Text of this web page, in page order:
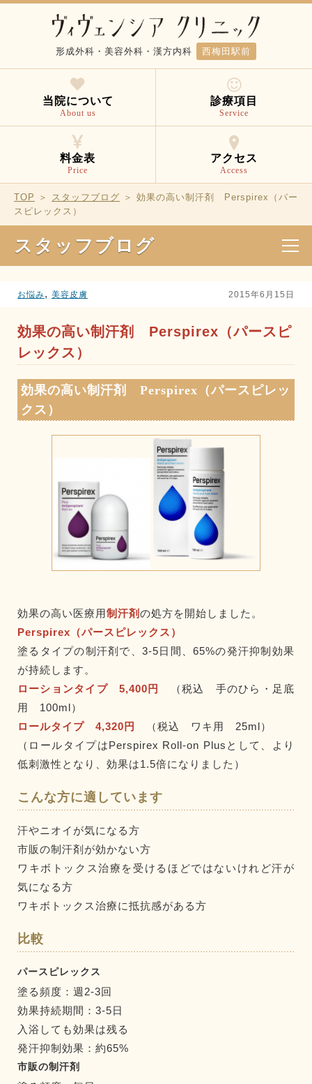
形成外科・美容外科・漢方内科 西梅田駅前
当院について
About us
診療項目
Service
料金表
Price
アクセス
Access
TOP ＞ スタッフブログ ＞ 効果の高い制汗剤 Perspirex（パー
スピレックス）
スタッフブログ
お悩み, 美容皮膚 2015年6月15日
効果の高い制汗剤 Perspirex（パースピ
レックス）
効果の高い制汗剤 Perspirex（パースピレッ
クス）
効果の高い医療用制汗剤 の処方を開始しました。
Perspirex（パースピレックス）
塗るタイプの制汗剤で、3-5日間、65%の発汗抑制効果
が持続します。
ローションタイプ 5,400円
（税込 手のひら・足底
用 100ml）
ロールタイプ 4,320円
（税込 ワキ用 25ml）
（ロールタイプはPerspirex Roll-on Plusとして、より
低刺激性となり、効果は1.5倍になりました）
こんな方に適しています
汗やニオイが気になる方
市販の制汗剤が効かない方
ワキボトックス治療を受けるほどではないけれど汗が
気になる方
ワキボトックス治療に抵抗感がある方
比較
パースピレックス
塗る頻度：週2-3回
効果持続期間：3-5日
入浴しても効果は残る
発汗抑制効果：約65%
市販の制汗剤